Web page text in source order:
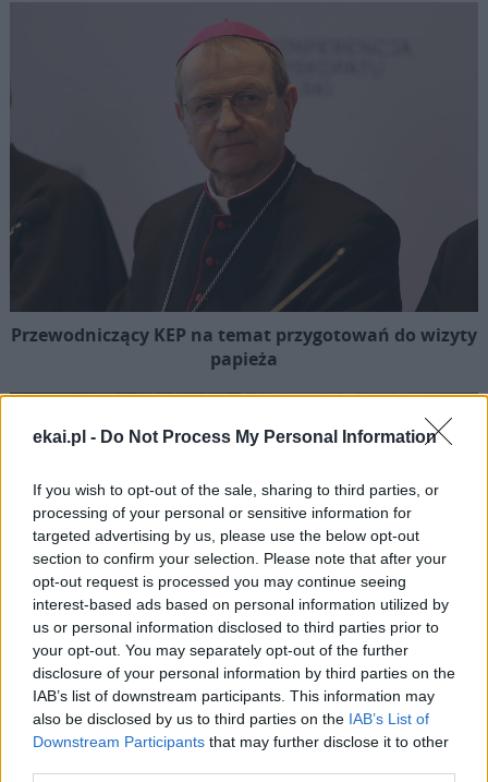
ekai.pl - Do Not Process My Personal Information
If you wish to opt-out of the sale, sharing to third parties, or
processing of your personal or sensitive information for
targeted advertising by us, please use the below opt-out
section to confirm your selection. Please note that after your
opt-out request is processed you may continue seeing
interest-based ads based on personal information utilized by
us or personal information disclosed to third parties prior to
your opt-out. You may separately opt-out of the further
disclosure of your personal information by third parties on the
IAB’s list of downstream participants. This information may
also be disclosed by us to third parties on the IAB’s List of
Downstream Participants that may further disclose it to other
Przewodniczący KEP na temat przygotowań do wizyty
papieża
Pożegnano śp. ks. prał. Leszka Ryżkę, uczestnika
misji pokojowych